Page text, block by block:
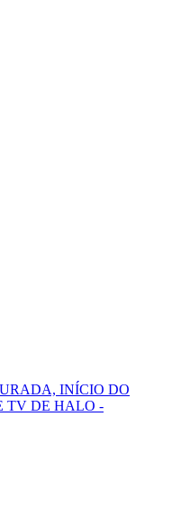
INÍCIO DO
TV DE HALO -